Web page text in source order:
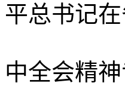
平总书记
中全会精